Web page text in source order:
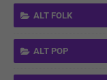
ALT FOLK
ALT POP